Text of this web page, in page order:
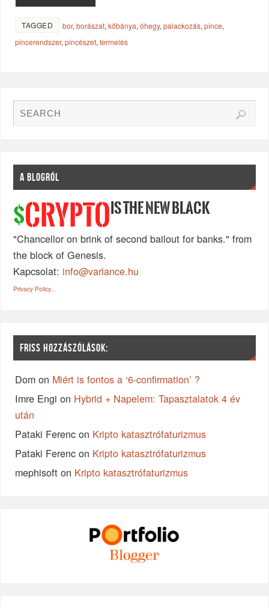
TAGGED bor,borászat,kőbánya,óhegy,palackozás,pince,
pincerendszer,pincészet,termelés
A BLOGRÓL
$CRYPTO IS THE NEW BLACK
"Chancellor on brink of second bailout for banks." from
the block of Genesis.
Kapcsolat: info@variance.hu
Privacy Policy...
FRISS HOZZÁSZÓLÁSOK:
Dom on Miért is fontos a ‘6-confirmation’ ?
Imre Engi on Hybrid + Napelem: Tapasztalatok 4 év
után
Pataki Ferenc on Kripto katasztrófaturizmus
Pataki Ferenc on Kripto katasztrófaturizmus
mephisoft on Kripto katasztrófaturizmus